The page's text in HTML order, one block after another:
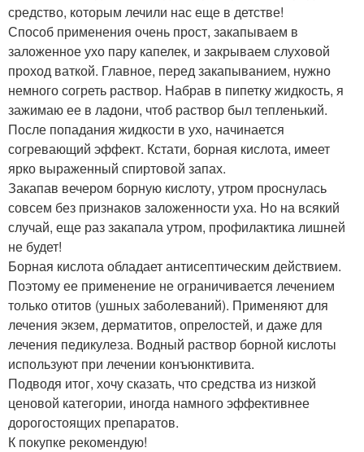
средство, которым лечили нас еще в детстве!
Способ применения очень прост, закапываем в
заложенное ухо пару капелек, и закрываем слуховой
проход ваткой. Главное, перед закапыванием, нужно
немного согреть раствор. Набрав в пипетку жидкость, я
зажимаю ее в ладони, чтоб раствор был тепленький.
После попадания жидкости в ухо, начинается
согревающий эффект. Кстати, борная кислота, имеет
ярко выраженный спиртовой запах.
Закапав вечером борную кислоту, утром проснулась
совсем без признаков заложенности уха. Но на всякий
случай, еще раз закапала утром, профилактика лишней
не будет!
Борная кислота обладает антисептическим действием.
Поэтому ее применение не ограничивается лечением
только отитов (ушных заболеваний). Применяют для
лечения экзем, дерматитов, опрелостей, и даже для
лечения педикулеза. Водный раствор борной кислоты
используют при лечении конъюнктивита.
Подводя итог, хочу сказать, что средства из низкой
ценовой категории, иногда намного эффективнее
дорогостоящих препаратов.
К покупке рекомендую!